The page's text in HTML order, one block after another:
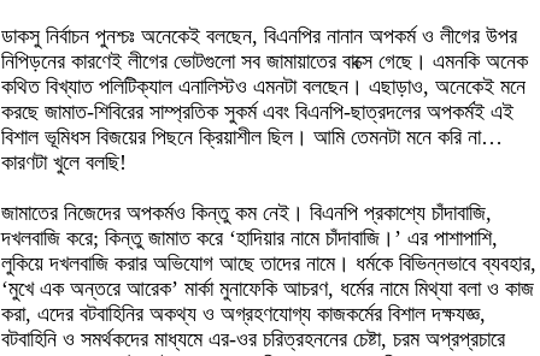
ডাকসু নির্বাচন পুনশ্চঃ অনেকেই বলছেন, বিএনপির নানান অপকর্ম ও লীগের উপর
নিপিড়নের কারণেই লীগের ভোটগুলো সব জামায়াতের বাক্সে গেছে। এমনকি অনেক
কথিত বিখ্যাত পলিটিক্যাল এনালিস্টও এমনটা বলছেন। এছাড়াও, অনেকেই মনে
করছে জামাত-শিবিরের সাম্প্রতিক সুকর্ম এবং বিএনপি-ছাত্রদলের অপকর্মই এই
বিশাল ভূমিধস বিজয়ের পিছনে ক্রিয়াশীল ছিল। আমি তেমনটা মনে করি না…
কারণটা খুলে বলছি!
জামাতের নিজেদের অপকর্মও কিন্তু কম নেই। বিএনপি প্রকাশ্যে চাঁদাবাজি,
দখলবাজি করে; কিন্তু জামাত করে ‘হাদিয়ার নামে চাঁদাবাজি।’ এর পাশাপাশি,
লুকিয়ে দখলবাজি করার অভিযোগ আছে তাদের নামে। ধর্মকে বিভিন্নভাবে ব্যবহার,
‘মুখে এক অন্তরে আরেক’ মার্কা মুনাফেকি আচরণ, ধর্মের নামে মিথ্যা বলা ও কাজ
করা, এদের বটবাহিনির অকথ্য ও অগ্রহণযোগ্য কাজকর্মের বিশাল দক্ষযজ্ঞ,
বটবাহিনি ও সমর্থকদের মাধ্যমে এর-ওর চরিত্রহননের চেষ্টা, চরম অপ্রপ্রচারে